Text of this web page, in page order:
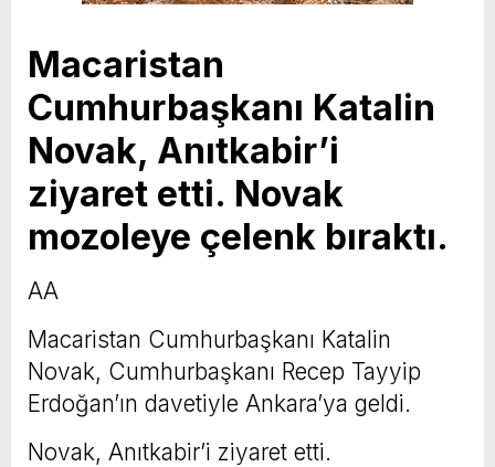
Macaristan
Cumhurbaşkanı Katalin
Novak, Anıtkabir’i
ziyaret etti. Novak
mozoleye çelenk bıraktı.
AA
Macaristan Cumhurbaşkanı Katalin
Novak, Cumhurbaşkanı Recep Tayyip
Erdoğan’ın davetiyle Ankara’ya geldi.
Novak, Anıtkabir’i ziyaret etti.